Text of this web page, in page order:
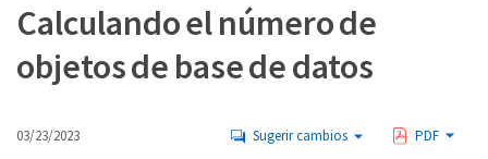
Calculando el número de
objetos de base de datos
03/23/2023 Sugerir cambios PDF